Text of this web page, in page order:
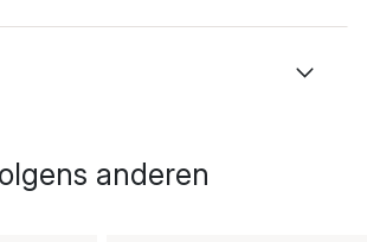
anderen